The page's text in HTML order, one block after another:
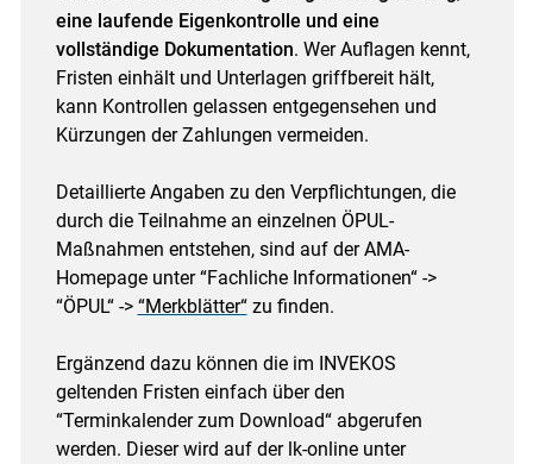
eine laufende Eigenkontrolle und eine
vollständige Dokumentation. Wer Auflagen kennt,
Fristen einhält und Unterlagen griffbereit hält,
kann Kontrollen gelassen entgegensehen und
Kürzungen der Zahlungen vermeiden.
Detaillierte Angaben zu den Verpflichtungen, die
durch die Teilnahme an einzelnen ÖPUL-
Maßnahmen entstehen, sind auf der AMA-
Homepage unter “Fachliche Informationen“ ->
“ÖPUL“ -> “Merkblätter“zu finden.
Ergänzend dazu können die im INVEKOS
geltenden Fristen einfach über den
“Terminkalender zum Download“ abgerufen
werden. Dieser wird auf der lk-online unter